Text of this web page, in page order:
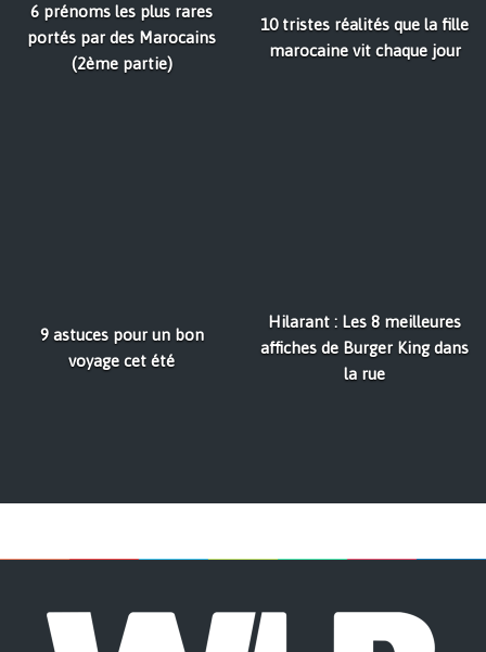
6 prénoms les plus rares
portés par des Marocains
(2ème partie)
10 tristes réalités que la fille
marocaine vit chaque jour
9 astuces pour un bon
voyage cet été
Hilarant : Les 8 meilleures
affiches de Burger King dans
la rue